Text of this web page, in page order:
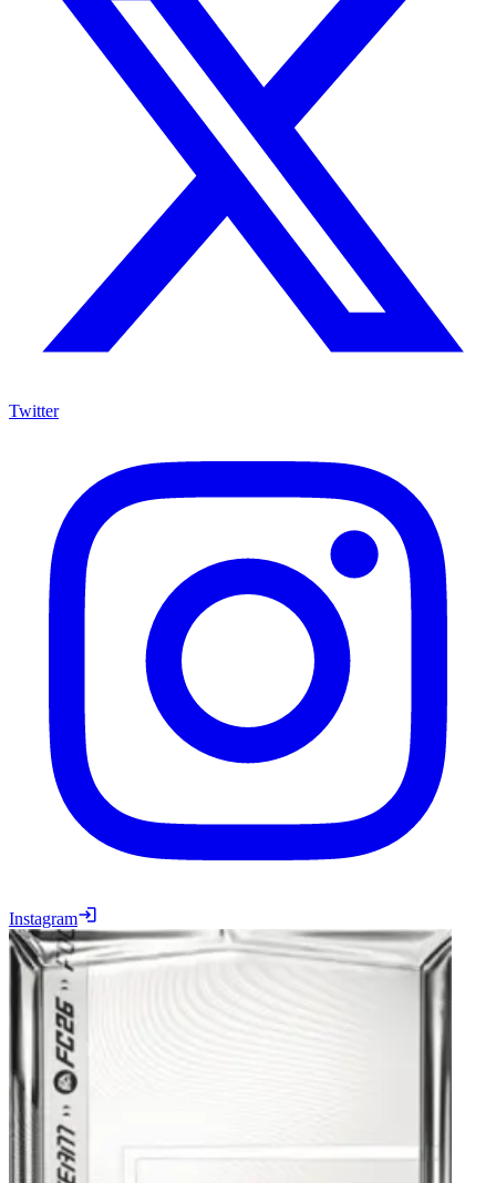
Twitter
Instagram